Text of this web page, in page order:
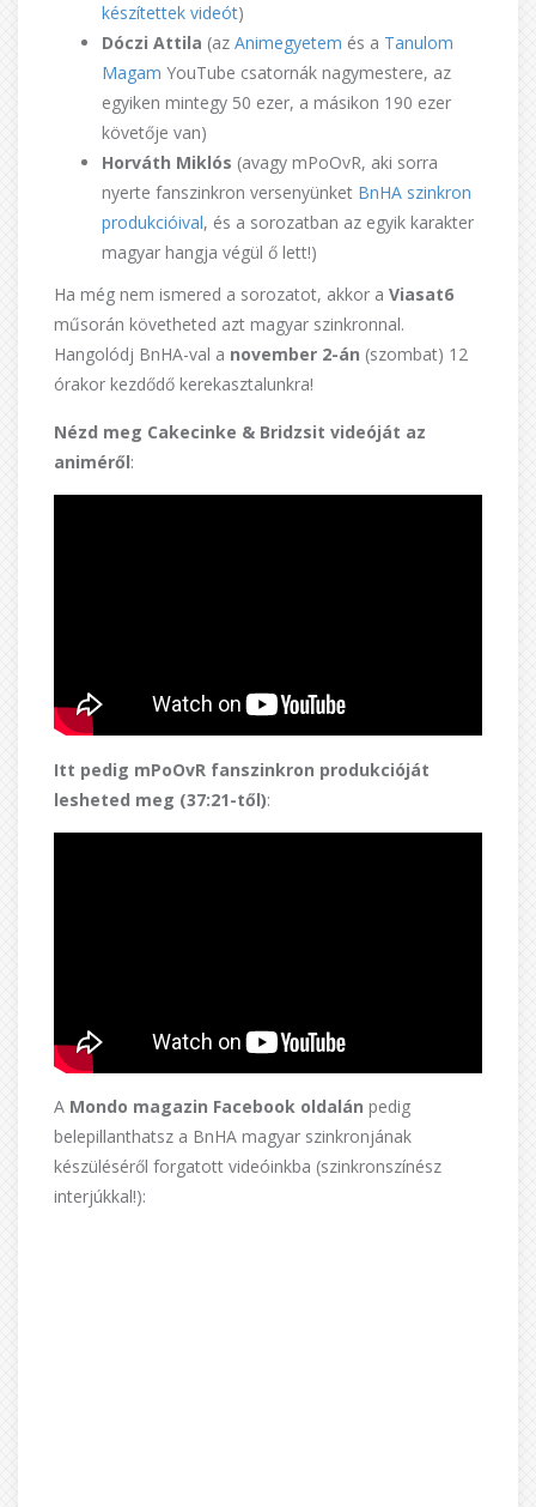
készítettek videót)
Dóczi Attila (az Animegyetem és a Tanulom
Magam YouTube csatornák nagymestere, az
egyiken mintegy 50 ezer, a másikon 190 ezer
követője van)
Horváth Miklós (avagy mPoOvR, aki sorra
nyerte fanszinkron versenyünket BnHA szinkron
produkcióival, és a sorozatban az egyik karakter
magyar hangja végül ő lett!)
Ha még nem ismered a sorozatot, akkor a Viasat6
műsorán követheted azt magyar szinkronnal.
Hangolódj BnHA-val a november 2-án (szombat) 12
órakor kezdődő kerekasztalunkra!
Nézd meg Cakecinke & Bridzsit videóját az
animéről:
Itt pedig mPoOvR fanszinkron produkcióját
lesheted meg (37:21-től):
A Mondo magazin Facebook oldalán pedig
belepillanthatsz a BnHA magyar szinkronjának
készüléséről forgatott videóinkba (szinkronszínész
interjúkkal!):